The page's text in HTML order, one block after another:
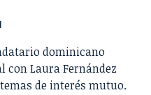
dominicano
Laura Fernández
de interés mutuo.